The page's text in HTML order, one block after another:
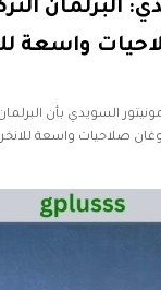
البرلمان
واسعة
السويدي بأن
صلاحيات واسعة
ومقاتلين أجانب. وأوضح